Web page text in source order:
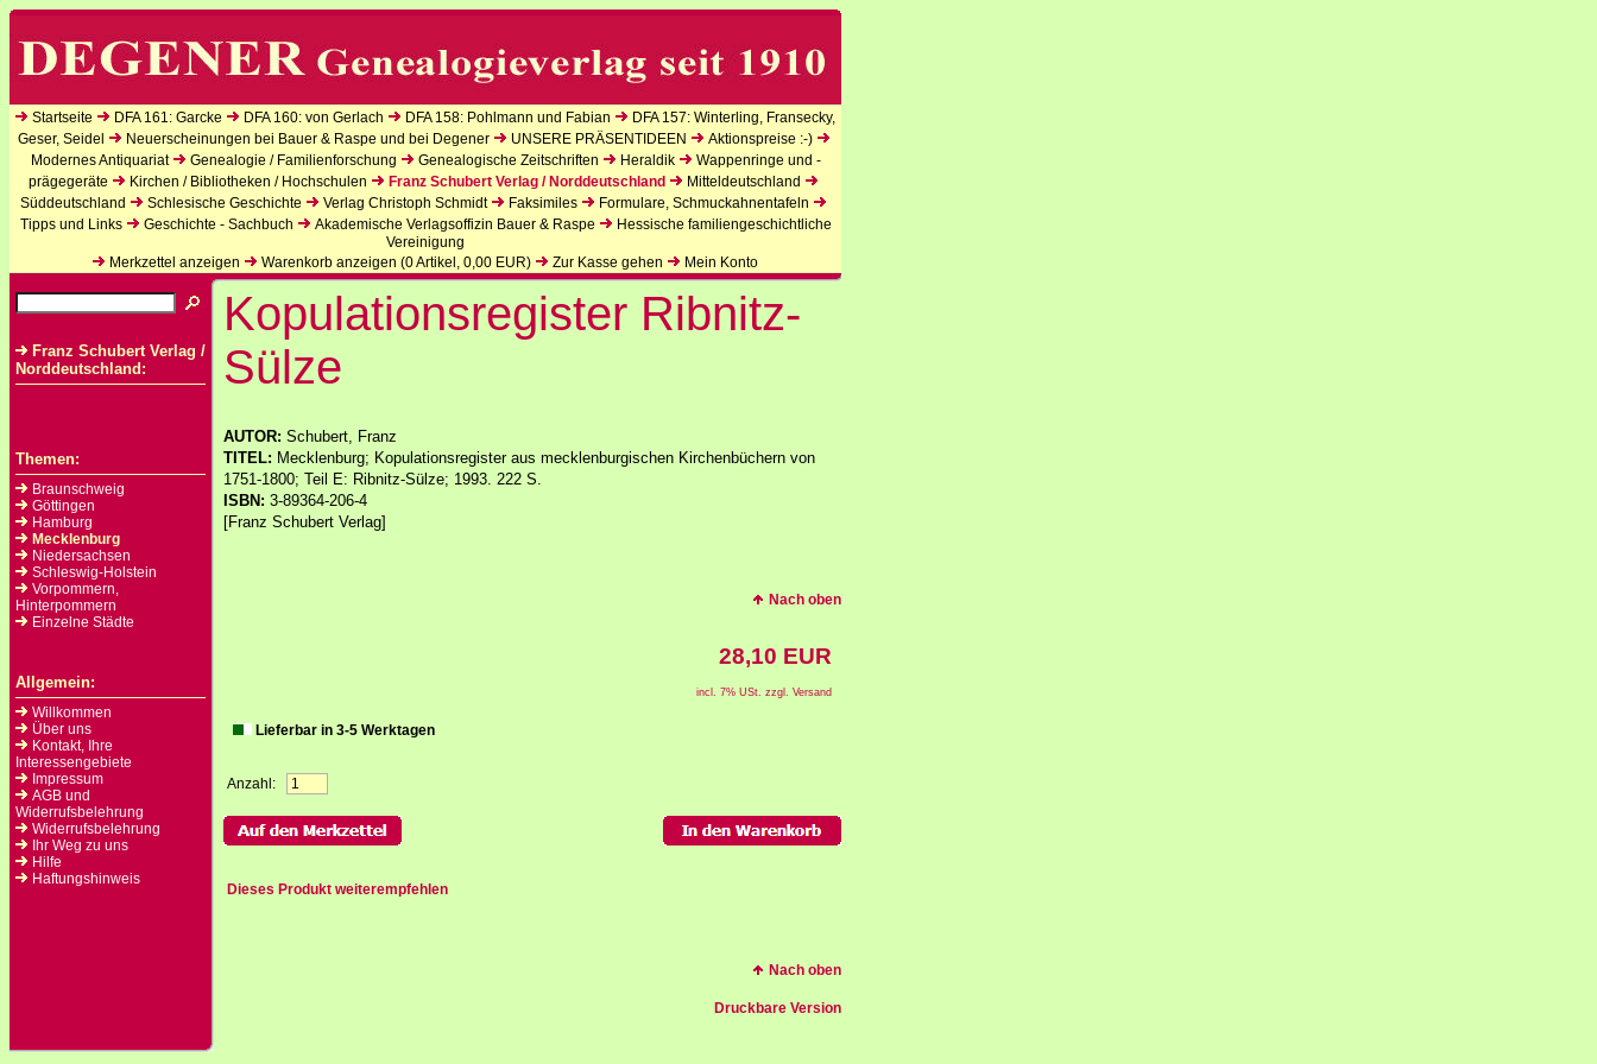
Startseite DFA 161: Garcke DFA 160: von Gerlach DFA 158: Pohlmann und Fabian
DFA 157: Winterling, Fransecky,
Geser, Seidel
Neuerscheinungen bei Bauer & Raspe und bei Degener UNSERE PRÄSENTIDEEN
Aktionspreise :-)
Modernes Antiquariat
Genealogie / Familienforschung Genealogische Zeitschriften Heraldik
Wappenringe und -
prägegeräte
Kirchen / Bibliotheken / Hochschulen Franz Schubert Verlag / Norddeutschland
Mitteldeutschland
Süddeutschland
Schlesische Geschichte Verlag Christoph Schmidt Faksimiles
Formulare, Schmuckahnentafeln
Tipps und Links
Geschichte - Sachbuch Akademische Verlagsoffizin Bauer & Raspe
Hessische familiengeschichtliche
Vereinigung
Merkzettel anzeigen
Warenkorb anzeigen (0Artikel, 0,00 EUR) Zur Kasse gehen Mein Konto
Franz Schubert Verlag /
Norddeutschland:
Themen:
Braunschweig
Göttingen
Hamburg
Mecklenburg
Niedersachsen
Schleswig-Holstein
Vorpommern,
Hinterpommern
Einzelne Städte
Allgemein:
Willkommen
Über uns
Kontakt, Ihre
Interessengebiete
Impressum
AGB und
Widerrufsbelehrung
Widerrufsbelehrung
Ihr Weg zu uns
Hilfe
Haftungshinweis
Kopulationsregister Ribnitz-
Sülze
AUTOR: Schubert, Franz
TITEL: Mecklenburg; Kopulationsregister aus mecklenburgischen Kirchenbüchern von
1751-1800; Teil E: Ribnitz-Sülze; 1993. 222 S.
ISBN: 3-89364-206-4
[Franz Schubert Verlag]
Nach oben
28,10 EUR
incl. 7% USt. zzgl. Versand
Lieferbar in 3-5 Werktagen
Anzahl:
Dieses Produkt weiterempfehlen
Nach oben
Druckbare Version